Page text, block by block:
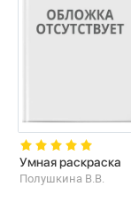
Умная раскраска
Полушкина В.В.